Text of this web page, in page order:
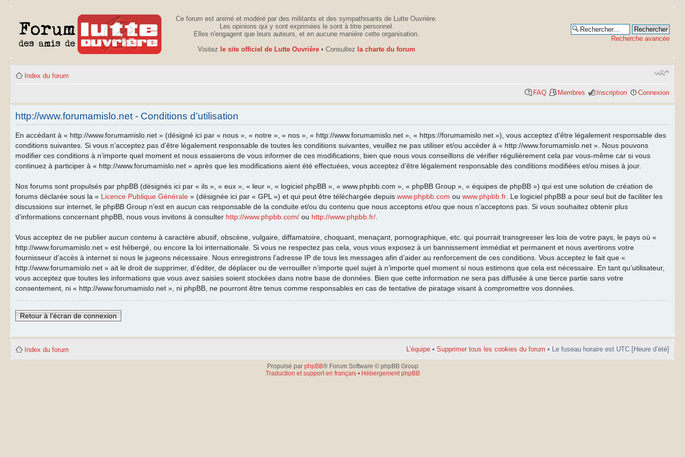
Ce forum est animé et modéré par des militants et des sympathisants de Lutte Ouvrière.
Les opinions qui y sont exprimées le sont à titre personnel.
Elles n'engagent que leurs auteurs, et en aucune manière cette organisation.
Visitez le site officiel de Lutte Ouvrière • Consultez la charte du forum
Recherche avancée
Index du forum
FAQ Membres Inscription Connexion
http://www.forumamislo.net - Conditions d’utilisation
En accédant à « http://www.forumamislo.net » (désigné ici par « nous », « notre », « nos », « http://www.forumamislo.net », « https://forumamislo.net »), vous acceptez d’être légalement responsable des
conditions suivantes. Si vous n’acceptez pas d’être légalement responsable de toutes les conditions suivantes, veuillez ne pas utiliser et/ou accéder à « http://www.forumamislo.net ». Nous pouvons
modifier ces conditions à n’importe quel moment et nous essaierons de vous informer de ces modifications, bien que nous vous conseillons de vérifier régulièrement cela par vous-même car si vous
continuez à participer à « http://www.forumamislo.net » après que les modifications aient été effectuées, vous acceptez d’être légalement responsable des conditions modifiées et/ou mises à jour.
Nos forums sont propulsés par phpBB (désignés ici par « ils », « eux », « leur », « logiciel phpBB », « www.phpbb.com », « phpBB Group », « équipes de phpBB ») qui est une solution de création de
forums déclarée sous la « Licence Publique Générale » (désignée ici par « GPL ») et qui peut être téléchargée depuis www.phpbb.com ou www.phpbb.fr . Le logiciel phpBB a pour seul but de faciliter les
discussions sur internet, le phpBB Group n’est en aucun cas responsable de la conduite et/ou du contenu que nous acceptons et/ou que nous n’acceptons pas. Si vous souhaitez obtenir plus
d’informations concernant phpBB, nous vous invitons à consulter http://www.phpbb.com/ ou http://www.phpbb.fr/
Vous acceptez de ne publier aucun contenu à caractère abusif, obscène, vulgaire, diffamatoire, choquant, menaçant, pornographique, etc. qui pourrait transgresser les lois de votre pays, le pays où «
http://www.forumamislo.net » est hébergé, ou encore la loi internationale. Si vous ne respectez pas cela, vous vous exposez à un bannissement immédiat et permanent et nous avertirons votre
fournisseur d’accès à internet si nous le jugeons nécessaire. Nous enregistrons l’adresse IP de tous les messages afin d’aider au renforcement de ces conditions. Vous acceptez le fait que «
http://www.forumamislo.net » ait le droit de supprimer, d’éditer, de déplacer ou de verrouiller n’importe quel sujet à n’importe quel moment si nous estimons que cela est nécessaire. En tant qu’utilisateur,
vous acceptez que toutes les informations que vous avez saisies soient stockées dans notre base de données. Bien que cette information ne sera pas diffusée à une tierce partie sans votre
consentement, ni « http://www.forumamislo.net », ni phpBB, ne pourront être tenus comme responsables en cas de tentative de piratage visant à compromettre vos données.
Retour à l’écran de connexion
Index du forum L’équipe • Supprimer tous les cookies du forum • Le fuseau horaire est UTC [Heure d’été]
Propulsé par phpBB® Forum Software © phpBB Group
Traduction et support en français• Hébergement phpBB